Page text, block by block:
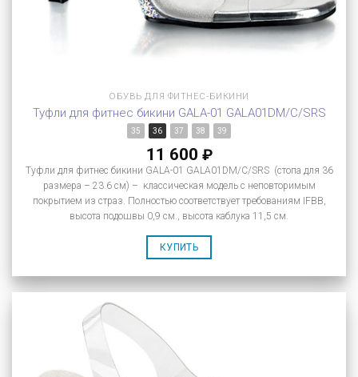
ОБУВЬ ДЛЯ ФИТНЕС-БИКИНИ
Туфли для фитнес бикини GALA-01 GALA01DM/C/SRS
35 36 37 38 39
11 600 ₽
Туфли для фитнес бикини GALA-01 GALA01DM/C/SRS (стопа для 36
размера – 23.6 см) – классическая модель с неповторимым
покрытием из страз. Полностью соответствует требованиям IFBB,
высота подошвы 0,9 см., высота каблука 11,5 см.
КУПИТЬ